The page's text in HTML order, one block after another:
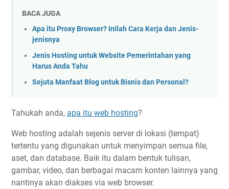
BACA JUGA
Apa itu Proxy Browser? Inilah Cara Kerja dan Jenis-
jenisnya
Jenis Hosting untuk Website Pemerintahan yang
Harus Anda Tahu
Sejuta Manfaat Blog untuk Bisnis dan Personal?
Tahukah anda, apa itu web hosting?
Web hosting adalah sejenis server di lokasi (tempat)
tertentu yang digunakan untuk menyimpan semua file,
aset, dan database. Baik itu dalam bentuk tulisan,
gambar, video, dan berbagai macam konten lainnya yang
nantinya akan diakses via web browser.